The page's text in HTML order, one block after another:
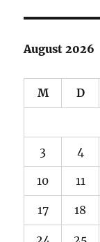
August 2026
M D
3 4
10 11
17 18